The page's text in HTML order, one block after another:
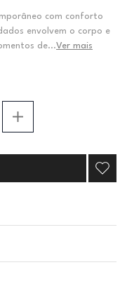
com conforto
envolvem o corpo e
de...Ver mais